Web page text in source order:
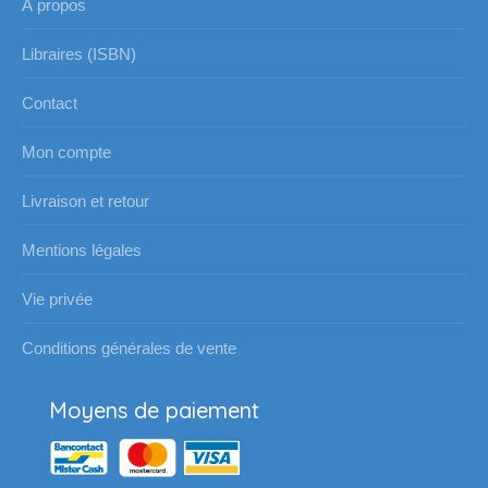
À propos
Libraires (ISBN)
Contact
Mon compte
Livraison et retour
Mentions légales
Vie privée
Conditions générales de vente
Moyens de paiement